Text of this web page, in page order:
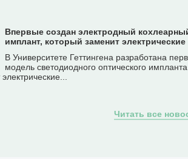
Впервые создан электродный
имплант, который заменит электрические
В Университете Геттингена разработана
модель светодиодного оптического
Читать все